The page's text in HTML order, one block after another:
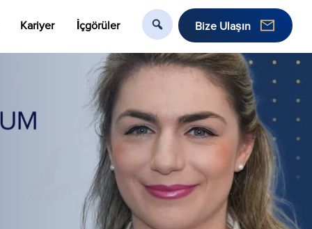
Kariyer İçgörüler Bize Ulaşın